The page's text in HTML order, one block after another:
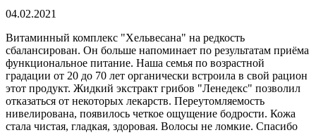
04.02.2021
Витаминный комплекс "Хельвесана" на редкость
сбалансирован. Он больше напоминает по результатам приёма
функциональное питание. Наша семья по возрастной
градации от 20 до 70 лет органически встроила в свой рацион
этот продукт. Жидкий экстракт грибов "Ленедекс" позволил
отказаться от некоторых лекарств. Переутомляемость
нивелирована, появилось четкое ощущение бодрости. Кожа
стала чистая, гладкая, здоровая. Волосы не ломкие. Спасибо